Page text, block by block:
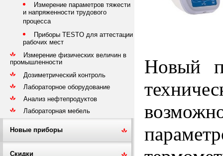
Измерение параметров тяжести
и напряженности трудового
процесса
Приборы TESTO для аттестации
рабочих мест
Измерение физических величин в
промышленности
Дозиметрический контроль
Лабораторное оборудование
Анализ нефтепродуктов
Лабораторная мебель
Новые приборы
Скидки
Новый